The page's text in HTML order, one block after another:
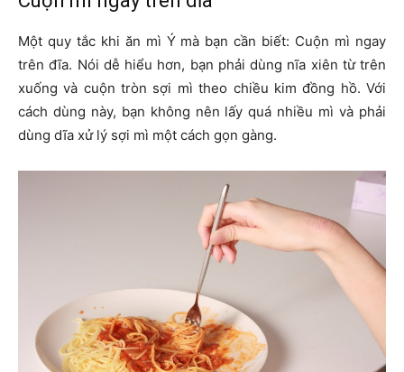
Một quy tắc khi ăn mì Ý mà bạn cần biết: Cuộn mì ngay
trên đĩa. Nói dễ hiểu hơn, bạn phải dùng nĩa xiên từ trên
xuống và cuộn tròn sợi mì theo chiều kim đồng hồ. Với
cách dùng này, bạn không nên lấy quá nhiều mì và phải
dùng dĩa xử lý sợi mì một cách gọn gàng.